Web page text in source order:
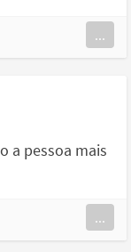
...
a pessoa mais
...